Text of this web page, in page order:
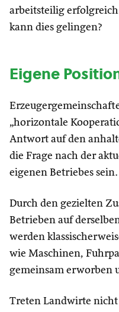
arbeitsteilig
kann dies gelingen?
Eigene
„horizontale
Antwort auf den
die Frage nach der
eigenen Betriebes sein.
Durch den gezielten
Betrieben auf
werden
wie Maschinen,
gemeinsam erworben
Treten Landwirte